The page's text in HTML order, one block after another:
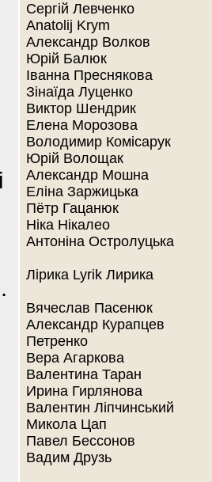
Сергій Левченко
Anatolij Krym
Александр Волков
Юрій Балюк
Іванна Преснякова
Зінаїда Луценко
Виктор Шендрик
Елена Морозова
Володимир Комісарук
Юрій Волощак
Александр Мошна
Еліна Заржицька
Пётр Гацанюк
Ніка Нікалео
Антоніна Остролуцька
Лірика Lyrik Лирика
Вячеслав Пасенюк
Александр Курапцев
Петренко
Вера Агаркова
Валентина Таран
Ирина Гирлянова
Валентин Ліпчинський
Микола Цап
Павел Бессонов
Вадим Друзь